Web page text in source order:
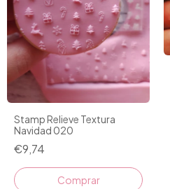
Stamp Relieve Textura
Navidad 020
€9,74
Comprar